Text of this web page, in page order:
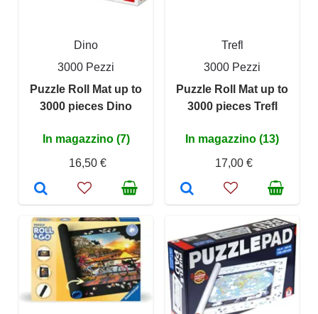
Dino
3000 Pezzi
Puzzle Roll Mat up to
3000 pieces Dino
In magazzino (7)
16,50 €
Trefl
3000 Pezzi
Puzzle Roll Mat up to
3000 pieces Trefl
In magazzino (13)
17,00 €